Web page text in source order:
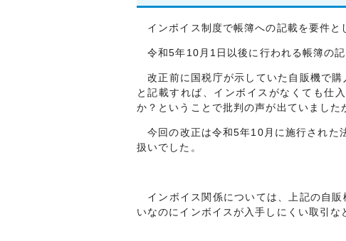
インボイス制度で帳簿への記載を要件と
令和5年10月1日以後に行われる帳簿の記
改正前に国税庁が示していた自販機で
と記載すれば、インボイスがなくても仕
か？ということで批判の声が出ていました
今回の改正は令和5年10月に施行された
扱いでした。
インボイス関係については、上記の自販
いなのにインボイスが入手しにくい取引な